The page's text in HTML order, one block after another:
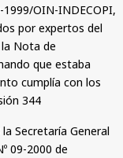
OIN-INDECOPI,
por expertos del
Nota de
que estaba
cumplía con los
344.
Secretaría General
09-2000 de